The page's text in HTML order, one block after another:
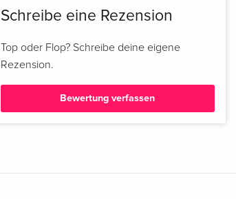
Schreibe eine Rezension
Top oder Flop? Schreibe deine eigene
Rezension.
Bewertung verfassen